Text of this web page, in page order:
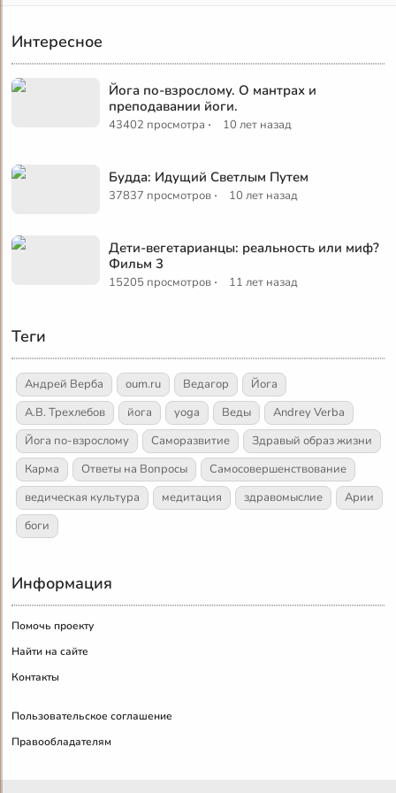
Интересное
Йога по-взрослому. О мантрах и
преподавании йоги.
43402 просмотра · 10 лет назад
Будда: Идущий Светлым Путем
37837 просмотров · 10 лет назад
Дети-вегетарианцы: реальность или миф?
Фильм 3
15205 просмотров · 11 лет назад
Теги
Андрей Верба oum.ru Ведагор
Йога
А.В. Трехлебов
йога yoga Веды
Andrey Verba
Йога по-взрослому
Саморазвитие
Здравый образ жизни
Карма
Ответы на Вопросы
Самосовершенствование
ведическая культура
медитация здравомыслие
Арии
боги
Информация
Помочь проекту
Найти на сайте
Контакты
Пользовательское соглашение
Правообладателям